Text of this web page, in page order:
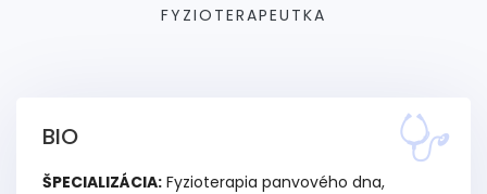
FYZIOTERAPEUTKA
BIO
ŠPECIALIZÁCIA: Fyzioterapia panvového dna,